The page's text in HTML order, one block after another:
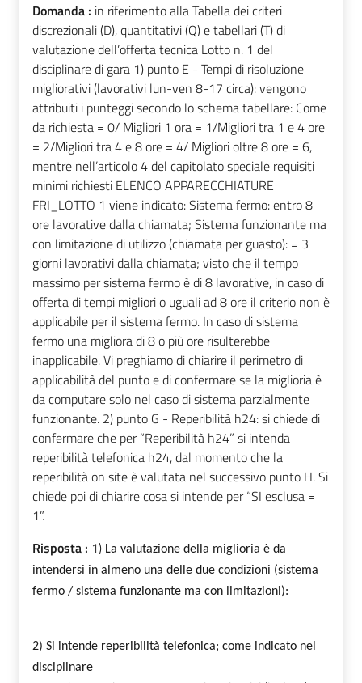
Domanda : in riferimento alla Tabella dei criteri
discrezionali (D), quantitativi (Q) e tabellari (T) di
valutazione dell’offerta tecnica Lotto n. 1 del
disciplinare di gara 1) punto E - Tempi di risoluzione
migliorativi (lavorativi lun-ven 8-17 circa): vengono
attribuiti i punteggi secondo lo schema tabellare: Come
da richiesta = 0/ Migliori 1 ora = 1/Migliori tra 1 e 4 ore
= 2/Migliori tra 4 e 8 ore = 4/ Migliori oltre 8 ore = 6,
mentre nell’articolo 4 del capitolato speciale requisiti
minimi richiesti ELENCO APPARECCHIATURE
FRI_LOTTO 1 viene indicato: Sistema fermo: entro 8
ore lavorative dalla chiamata; Sistema funzionante ma
con limitazione di utilizzo (chiamata per guasto): = 3
giorni lavorativi dalla chiamata; visto che il tempo
massimo per sistema fermo è di 8 lavorative, in caso di
offerta di tempi migliori o uguali ad 8 ore il criterio non è
applicabile per il sistema fermo. In caso di sistema
fermo una migliora di 8 o più ore risulterebbe
inapplicabile. Vi preghiamo di chiarire il perimetro di
applicabilità del punto e di confermare se la miglioria è
da computare solo nel caso di sistema parzialmente
funzionante. 2) punto G - Reperibilità h24: si chiede di
confermare che per “Reperibilità h24” si intenda
reperibilità telefonica h24, dal momento che la
reperibilità on site è valutata nel successivo punto H. Si
chiede poi di chiarire cosa si intende per “SI esclusa =
1”.
Risposta : 1) La valutazione della miglioria è da
intendersi in almeno una delle due condizioni (sistema
fermo / sistema funzionante ma con limitazioni):
2) Si intende reperibilità telefonica; come indicato nel
disciplinare